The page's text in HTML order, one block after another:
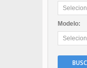
Modelo: